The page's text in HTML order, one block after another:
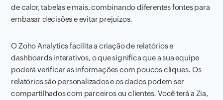
de calor, tabelas e mais, combinando diferentes fontes para
embasar decisões e evitar prejuízos.
O Zoho Analytics facilita a criação de relatórios e
dashboards interativos, o que significa que a sua equipe
poderá verificar as informações com poucos cliques. Os
relatórios são personalizados e os dados podem ser
compartilhados com parceiros ou clientes. Você terá a Zia,